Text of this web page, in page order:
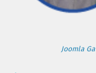
Joomla